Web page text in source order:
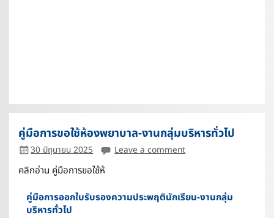
คู่มือการขอใช้ห้องพยาบาล-งานกลุ่มบริหารทั่วไป
30 มิถุนายน 2025 Leave a comment
คลิกอ่าน คู่มือการขอใช้ห้
คู่มือการออกใบรับรองความประพฤตินักเรียน-งานกลุ่ม
บริหารทั่วไป